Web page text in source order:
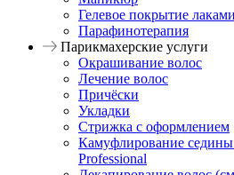
Гелевое покрытие лаками
Парафинотерапия
Парикмахерские услуги
Окрашивание волос
Лечение волос
Причёски
Укладки
Стрижка с оформлением
Камуфлирование
Professional